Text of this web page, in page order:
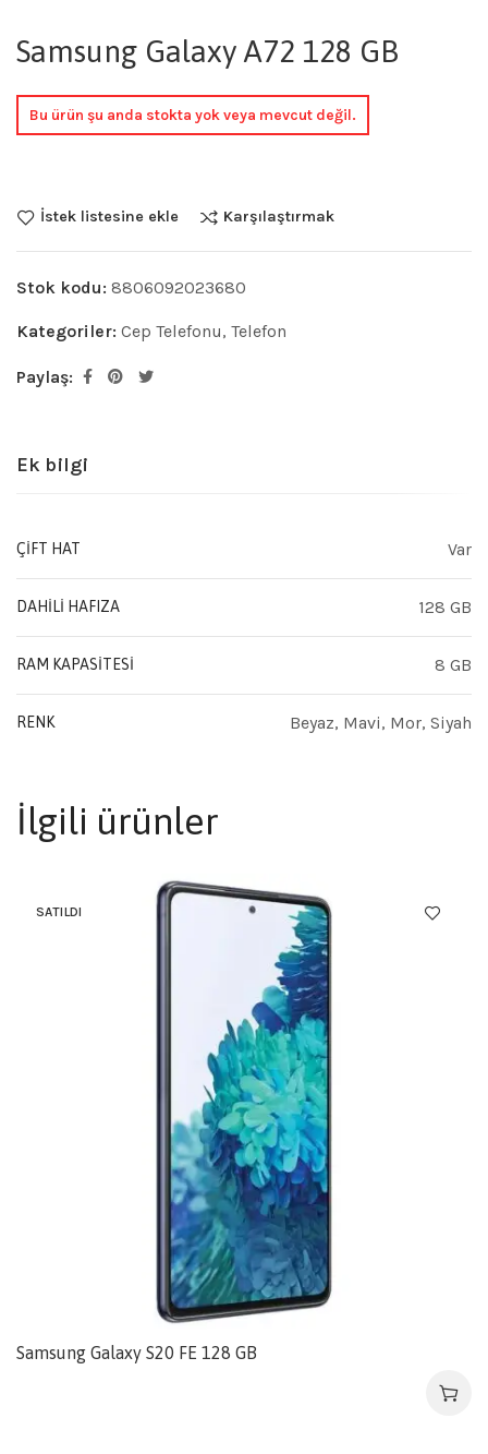
Samsung Galaxy A72 128 GB
Bu ürün şu anda stokta yok veya mevcut değil.
İstek listesine ekle Karşılaştırmak
Stok kodu: 8806092023680
Kategoriler: Cep Telefonu, Telefon
Paylaş:
Ek bilgi
ÇIFT HAT Var
DAHILI HAFIZA 128 GB
RAM KAPASITESI 8 GB
RENK Beyaz, Mavi, Mor, Siyah
İlgili ürünler
SATILDI
Samsung Galaxy S20 FE 128 GB